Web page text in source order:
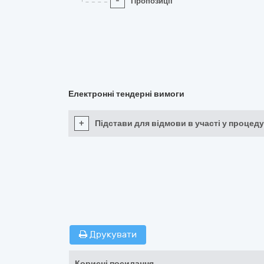
Електронні тендерні вимоги
+ Підстави для відмови в участі у
Друкувати